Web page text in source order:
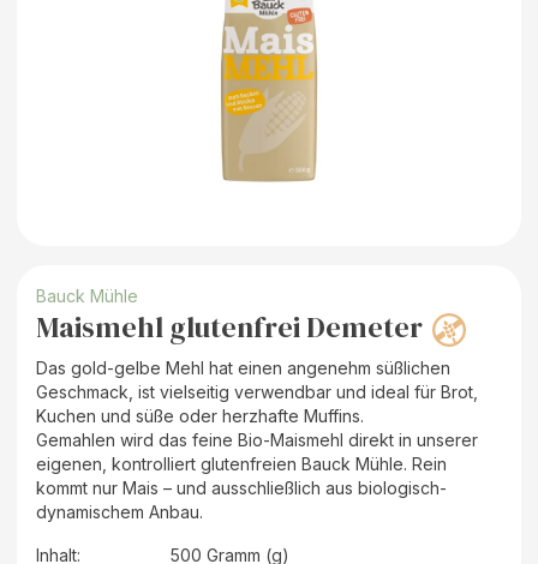
Bauck Mühle
Maismehl glutenfrei Demeter
Das gold-gelbe Mehl hat einen angenehm süßlichen
Geschmack, ist vielseitig verwendbar und ideal für Brot,
Kuchen und süße oder herzhafte Muffins.
Gemahlen wird das feine Bio-Maismehl direkt in unserer
eigenen, kontrolliert glutenfreien Bauck Mühle. Rein
kommt nur Mais – und ausschließlich aus biologisch-
dynamischem Anbau.
Inhalt:
500 Gramm (g)